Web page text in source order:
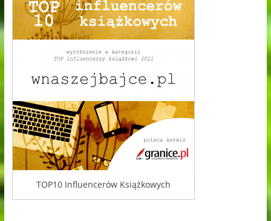
TOP10 Influencerów Książkowych